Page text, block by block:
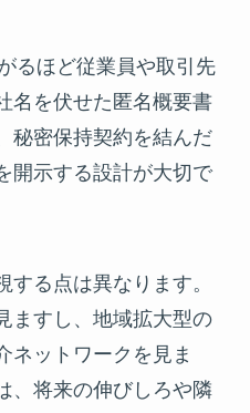
るほど従業員や取引先
名を伏せた匿名概要書
秘密保持契約を結んだ
開示する設計が大切で
する点は異なります。
ますし、地域拡大型の
ネットワークを見ま
、将来の伸びしろや隣